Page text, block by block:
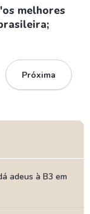
melhores
Próxima
adeus à B3 em